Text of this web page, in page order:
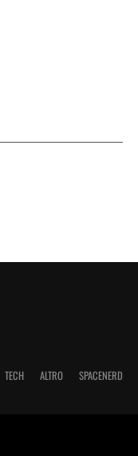
TECH ALTRO SPACENERD